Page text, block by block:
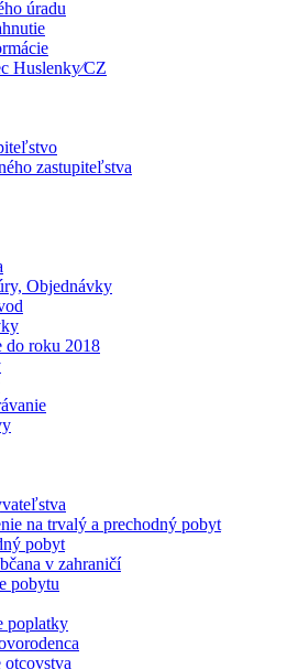
úradu
Huslenky⁄CZ
zastupiteľstva
Objednávky
do roku 2018
na trvalý a prechodný pobyt
pobyt
v zahraničí
pobytu
poplatky
otcovstva